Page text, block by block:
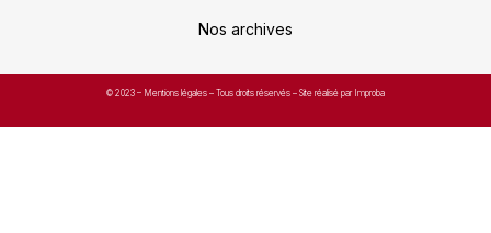
Nos archives
© 2023 – Mentions légales – Tous droits réservés – Site réalisé par Improba